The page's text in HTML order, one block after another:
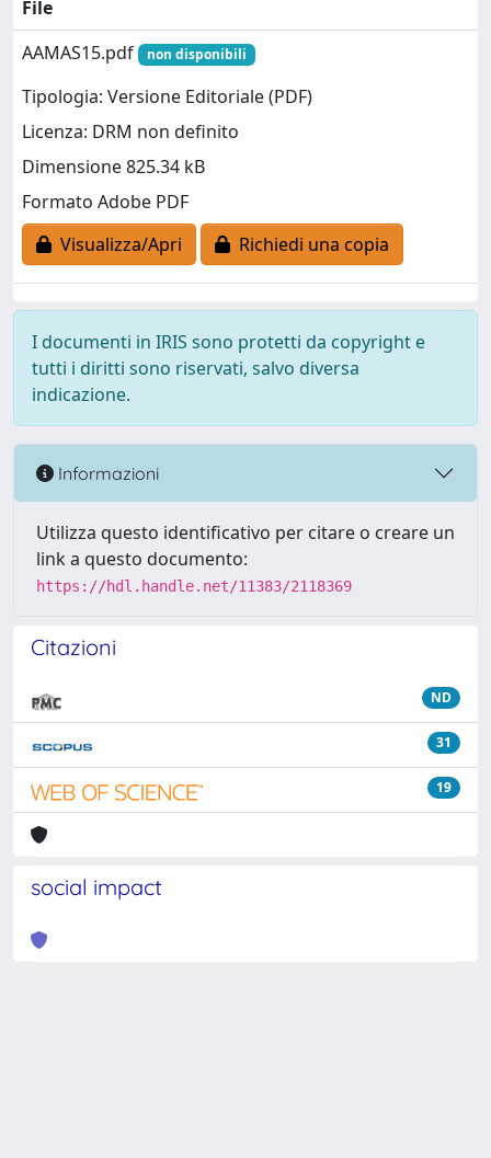
File
AAMAS15.pdf
non disponibili
Tipologia: Versione Editoriale (PDF)
Licenza: DRM non definito
Dimensione 825.34 kB
Formato Adobe PDF
Visualizza/Apri
Richiedi una copia
I documenti in IRIS sono protetti da copyright e
tutti i diritti sono riservati, salvo diversa
indicazione.
Informazioni
Utilizza questo identificativo per citare o creare un
link a questo documento:
https://hdl.handle.net/11383/2118369
Citazioni
ND
31
19
social impact